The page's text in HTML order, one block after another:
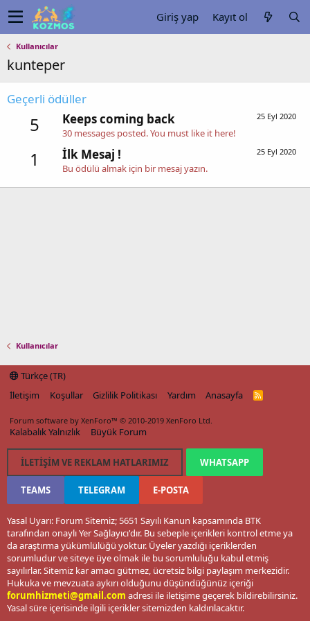
Giriş yap Kayıt ol
Kullanıcılar
kunteper
Geçerli ödüller
5 25 Eyl 2020
Keeps coming back
30 messages posted. You must like it here!
1 25 Eyl 2020
İlk Mesaj !
Bu ödülü almak için bir mesaj yazın.
Kullanıcılar
Türkçe (TR)
İletişim
Koşullar Gizlilik Politikası Yardım Anasayfa
R
Forum software by XenForo™ © 2010-2019 XenForo Ltd.
Kalabalık Yalnızlık Büyük Forum
İLETIŞIM VE REKLAM HATLARIMIZ WHATSAPP
TEAMS TELEGRAM E-POSTA
Yasal Uyarı: Forum Sitemiz; 5651 Sayılı Kanun kapsamında BTK
tarafından onaylı Yer Sağlayıcı'dır. Bu sebeple içerikleri kontrol etme ya
da araştırma yükümlülüğü yoktur. Üyeler yazdığı içeriklerden
sorumludur ve siteye üye olmak ile bu sorumluluğu kabul etmiş
sayılırlar. Sitemiz kar amacı gütmez, ücretsiz bilgi paylaşım merkezidir.
Hukuka ve mevzuata aykırı olduğunu düşündüğünüz içeriği
forumhizmeti@gmail.com adresi ile iletişime geçerek bildirebilirsiniz.
Yasal süre içerisinde ilgili içerikler sitemizden kaldırılacaktır.